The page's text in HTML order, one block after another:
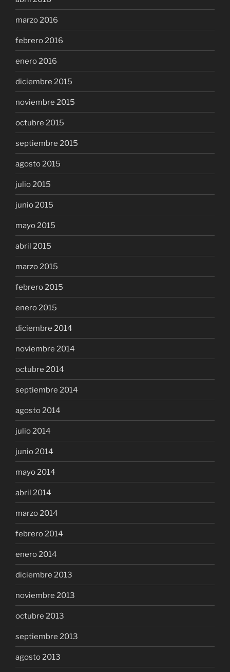
marzo 2016
febrero 2016
enero 2016
diciembre 2015
noviembre 2015
octubre 2015
septiembre 2015
agosto 2015
julio 2015
junio 2015
mayo 2015
abril 2015
marzo 2015
febrero 2015
enero 2015
diciembre 2014
noviembre 2014
octubre 2014
septiembre 2014
agosto 2014
julio 2014
junio 2014
mayo 2014
abril 2014
marzo 2014
febrero 2014
enero 2014
diciembre 2013
noviembre 2013
octubre 2013
septiembre 2013
agosto 2013